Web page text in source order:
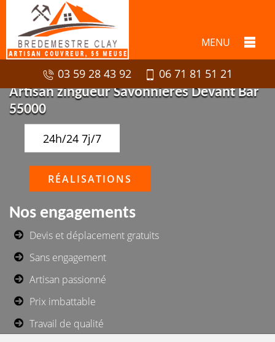
MENU
03 59 28 43 92
06 71 81 51 21
Artisan zingueur Savonnieres Devant Bar
55000
24h/24 7j/7
RÉALISATIONS
Nos engagements
Devis et déplacement gratuits
Sans engagement
Artisan passionné
Prix imbattable
Travail de qualité